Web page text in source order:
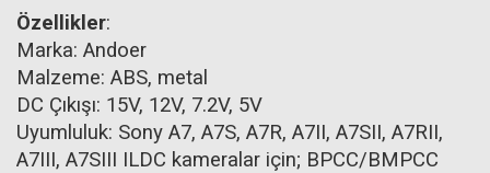
Özellikler:
Marka: Andoer
Malzeme: ABS, metal
DC Çıkışı: 15V, 12V, 7.2V, 5V
Uyumluluk: Sony A7, A7S, A7R, A7II, A7SII, A7RII,
A7III, A7SIII ILDC kameralar için; BPCC/BMPCC